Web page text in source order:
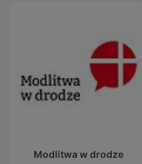
Modlitwa w drodze